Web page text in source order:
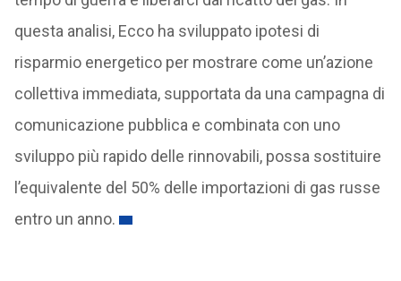
questa analisi, Ecco ha sviluppato ipotesi di
risparmio energetico per mostrare come un’azione
collettiva immediata, supportata da una campagna di
comunicazione pubblica e combinata con uno
sviluppo più rapido delle rinnovabili, possa sostituire
l’equivalente del 50% delle importazioni di gas russe
entro un anno.